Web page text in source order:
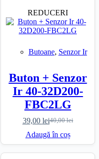
REDUCERI
Butoane, Senzor Ir
Buton + Senzor
Ir 40-32D200-
FBC2LG
40,00lei
Prețul
inițial
fost:
39,00 leiPrețul
curent
39,00 lei.
Adaugă în coș